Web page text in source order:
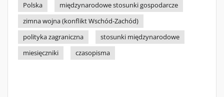
Polska
międzynarodowe stosunki gospodarcze
zimna wojna (konflikt Wschód-Zachód)
polityka zagraniczna
stosunki międzynarodowe
miesięczniki
czasopisma